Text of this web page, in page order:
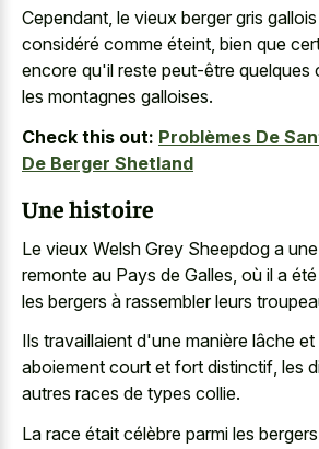
Cependant, le vieux berger gris
considéré comme éteint, bien que
encore qu'il reste peut-être quelques
les montagnes galloises.
Check this out: Problèmes De
De Berger Shetland
Une histoire
Le vieux Welsh Grey Sheepdog a
remonte au Pays de Galles, où il a
les bergers à rassembler leurs
Ils travaillaient d'une manière lâche
aboiement court et fort distinctif, les
autres races de types collie.
La race était célèbre parmi les